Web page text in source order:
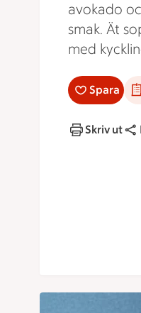
avokado
smak. Ät
med
Spara
Skriv ut